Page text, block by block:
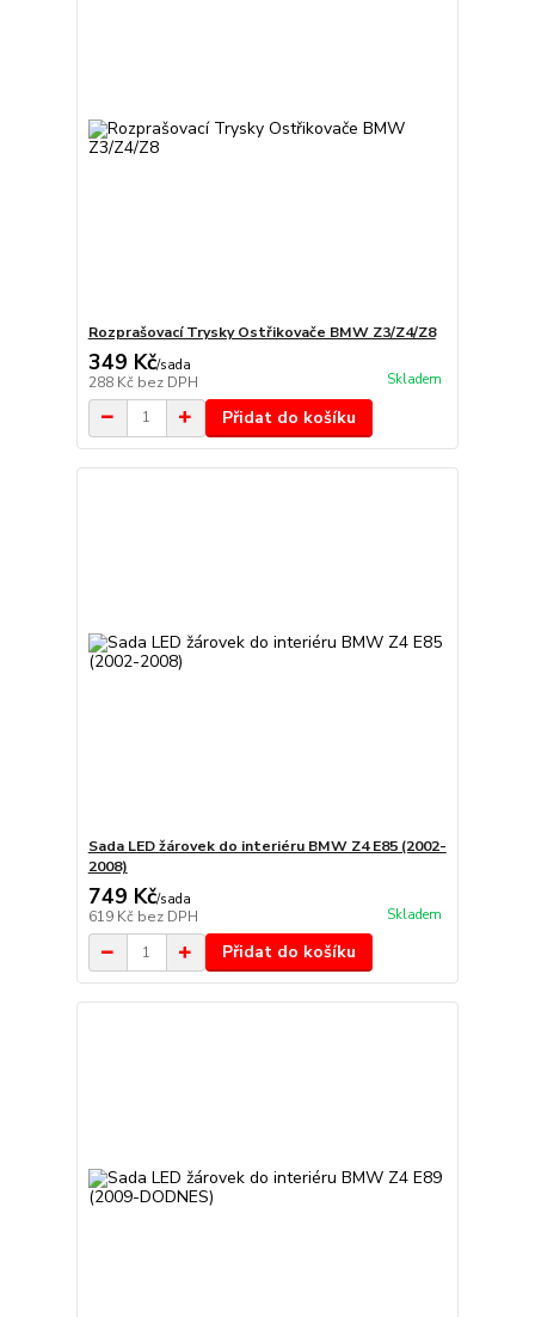
Rozprašovací Trysky Ostřikovače BMW Z3/Z4/Z8
349 Kč/sada
288 Kč bez DPH Skladem
Přidat do košíku
Sada LED žárovek do interiéru BMW Z4 E85 (2002-
2008)
749 Kč/sada
619 Kč bez DPH Skladem
Přidat do košíku